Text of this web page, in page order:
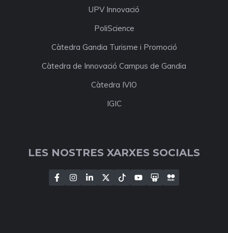
UPV Innovació
PoliScience
Càtedra Gandia Turisme i Promoció
Càtedra de Innovació Campus de Gandia
Càtedra IVIO
IGIC
LES NOSTRES XARXES SOCIALS